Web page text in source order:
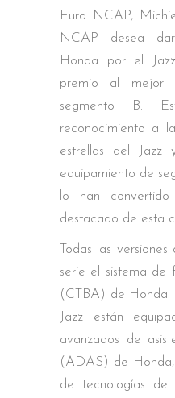
Euro NCAP,
NCAP desea
Honda por el
premio al mejor
segmento B.
reconocimiento a
estrellas del Jazz
equipamiento de
lo han
destacado de esta
Todas las
serie el sistema de
(CTBA) de Honda.
Jazz están
avanzados de
(ADAS) de
de tecnologías de